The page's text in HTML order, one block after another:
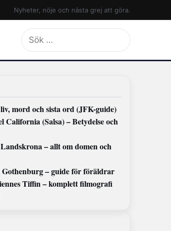
Nyheter, nöje och nästa grej att göra.
Sök
efter:
mord och sista ord (JFK-guide)
California (Salsa) – Betydelse och
– allt om domen och
Gothenburg – guide för föräldrar
Tiffin – komplett filmografi